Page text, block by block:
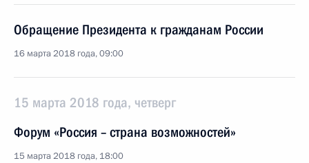
Обращение Президента к гражданам России
16 марта 2018 года, 09:00
15 марта 2018 года, четверг
Форум «Россия – страна возможностей»
15 марта 2018 года, 18:00